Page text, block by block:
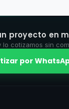
proyecto en
lo cotizamos sin
por